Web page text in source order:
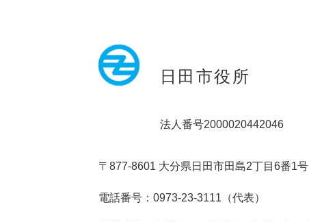
日田市役所
法人番号2000020442046
〒877-8601 大分県日田市田島2丁目6番1号
電話番号：0973-23-3111（代表）